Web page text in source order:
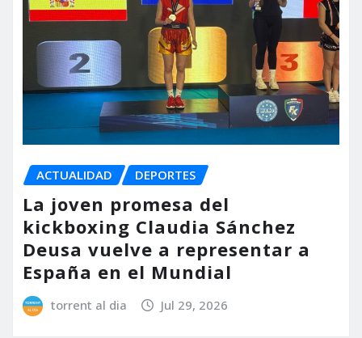
ACTUALIDAD DEPORTES
La joven promesa del
kickboxing Claudia Sánchez
Deusa vuelve a representar a
España en el Mundial
torrent al dia Jul 29, 2026